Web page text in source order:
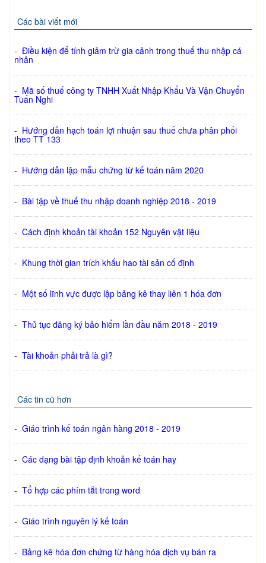
Các bài viết mới
- Điều kiện để tính giảm trừ gia cảnh trong thuế thu nhập cá
nhân
- Mã số thuế công ty TNHH Xuất Nhập Khẩu Và Vận Chuyển
Tuấn Nghi
- Hướng dẫn hạch toán lợi nhuận sau thuế chưa phân phối
theo TT 133
- Hướng dẫn lập mẫu chứng từ kế toán năm 2020
- Bài tập về thuế thu nhập doanh nghiệp 2018 - 2019
- Cách định khoản tài khoản 152 Nguyên vật liệu
- Khung thời gian trích khấu hao tài sản cố định
- Một số lĩnh vực được lập bảng kê thay liên 1 hóa đơn
- Thủ tục đăng ký bảo hiểm lần đầu năm 2018 - 2019
- Tài khoản phải trả là gì?
Các tin cũ hơn
- Giáo trình kế toán ngân hàng 2018 - 2019
- Các dạng bài tập định khoản kế toán hay
- Tổ hợp các phím tắt trong word
- Giáo trình nguyên lý kế toán
- Bảng kê hóa đơn chứng từ hàng hóa dịch vụ bán ra